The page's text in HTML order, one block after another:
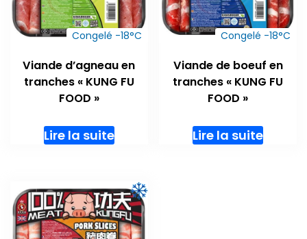
Congelé -18°C
Viande d’agneau en
tranches « KUNG FU
FOOD »
Lire la suite
Congelé -18°C
Viande de boeuf en
tranches « KUNG FU
FOOD »
Lire la suite